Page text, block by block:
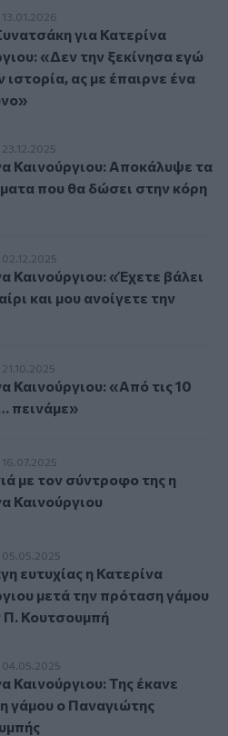
για Κατερίνα
13.01.2026
για Κατερίνα
«Δεν την ξεκίνησα εγώ
ιστορία, ας με έπαιρνε ένα
Καινούργιου: Αποκάλυψε τα
23.12.2025
Καινούργιου: Αποκάλυψε τα
που θα δώσει στην κόρη
Καινούργιου: «Έχετε βάλει ένα
02.12.2025
Καινούργιου: «Έχετε βάλει
και μου ανοίγετε την
Καινούργιου: «Από τις 10
21.10.2025
Καινούργιου: «Από τις 10
πεινάμε»
με τον σύντροφο της η
16.07.2025
με τον σύντροφο της η
Καινούργιου
ευτυχίας η Κατερίνα
05.05.2025
ευτυχίας η Κατερίνα
μετά την πρόταση γάμου
Π. Κουτσουμπή
Καινούργιου: Της έκανε
04.05.2025
Καινούργιου: Της έκανε
γάμου ο Παναγιώτης